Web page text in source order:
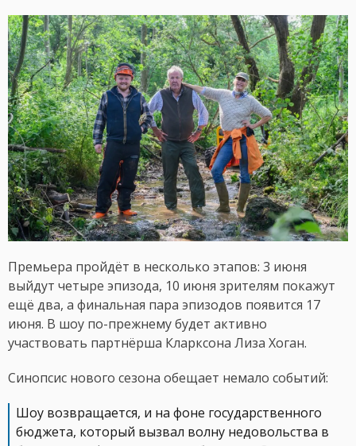
Премьера пройдёт в несколько этапов: 3 июня
выйдут четыре эпизода, 10 июня зрителям покажут
ещё два, а финальная пара эпизодов появится 17
июня. В шоу по-прежнему будет активно
участвовать партнёрша Кларксона Лиза Хоган.
Синопсис нового сезона обещает немало событий:
Шоу возвращается, и на фоне государственного
бюджета, который вызвал волну недовольства в